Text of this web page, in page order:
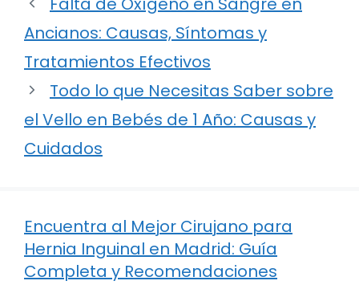
Ancianos: Causas, Síntomas y
Tratamientos Efectivos
Todo lo que Necesitas Saber sobre
el Vello en Bebés de 1 Año: Causas y
Cuidados
Encuentra al Mejor Cirujano para
Hernia Inguinal en Madrid: Guía
Completa y Recomendaciones